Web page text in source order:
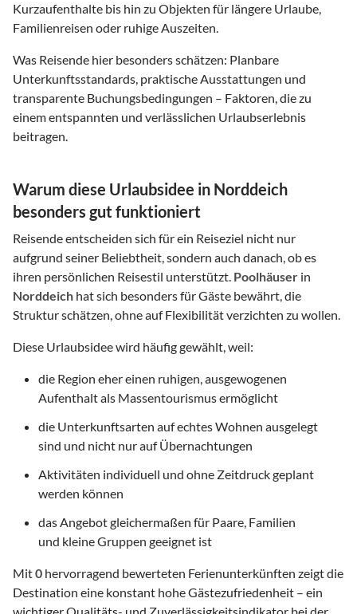
Kurzaufenthalte bis hin zu Objekten für längere Urlaube,
Familienreisen oder ruhige Auszeiten.
Was Reisende hier besonders schätzen: Planbare
Unterkunftsstandards, praktische Ausstattungen und
transparente Buchungsbedingungen – Faktoren, die zu
einem entspannten und verlässlichen Urlaubserlebnis
beitragen.
Warum diese Urlaubsidee in Norddeich
besonders gut funktioniert
Reisende entscheiden sich für ein Reiseziel nicht nur
aufgrund seiner Beliebtheit, sondern auch danach, ob es
ihren persönlichen Reisestil unterstützt. Poolhäuser in
Norddeich hat sich besonders für Gäste bewährt, die
Struktur schätzen, ohne auf Flexibilität verzichten zu wollen.
Diese Urlaubsidee wird häufig gewählt, weil:
die Region eher einen ruhigen, ausgewogenen
Aufenthalt als Massentourismus ermöglicht
die Unterkunftsarten auf echtes Wohnen ausgelegt
sind und nicht nur auf Übernachtungen
Aktivitäten individuell und ohne Zeitdruck geplant
werden können
das Angebot gleichermaßen für Paare, Familien
und kleine Gruppen geeignet ist
Mit0 hervorragend bewerteten Ferienunterkünften zeigt die
Destination eine konstant hohe Gästezufriedenheit – ein